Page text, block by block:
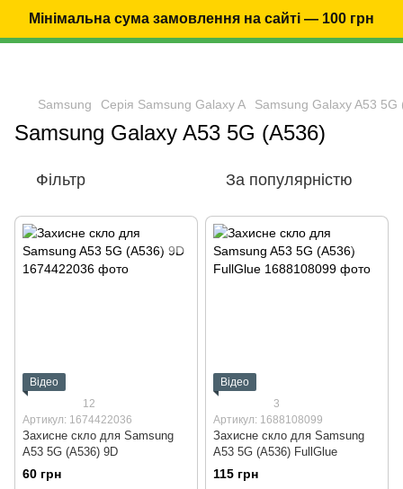
Мінімальна сума замовлення на сайті — 100 грн
Samsung Серія Samsung Galaxy A Samsung Galaxy A53 5G
Samsung Galaxy A53 5G (A536)
Фільтр За популярністю
Відео
12
Артикул: 1674422036
Захисне скло для Samsung
A53 5G (A536) 9D
60 грн
Відео
3
Артикул: 1688108099
Захисне скло для Samsung
A53 5G (A536) FullGlue
115 грн